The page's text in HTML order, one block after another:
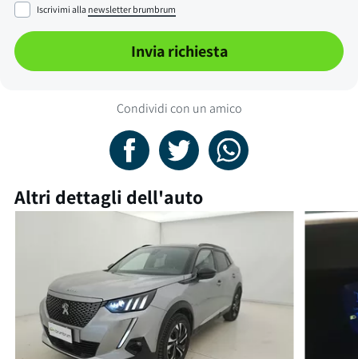
Iscrivimi alla newsletter brumbrum
Invia richiesta
Condividi con un amico
Altri dettagli dell'auto